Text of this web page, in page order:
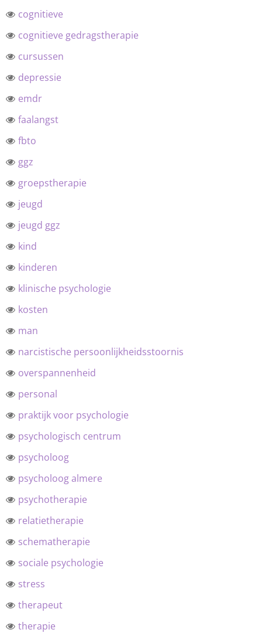
cognitieve
cognitieve gedragstherapie
cursussen
depressie
emdr
faalangst
fbto
ggz
groepstherapie
jeugd
jeugd ggz
kind
kinderen
klinische psychologie
kosten
man
narcistische persoonlijkheidsstoornis
overspannenheid
personal
praktijk voor psychologie
psychologisch centrum
psycholoog
psycholoog almere
psychotherapie
relatietherapie
schematherapie
sociale psychologie
stress
therapeut
therapie